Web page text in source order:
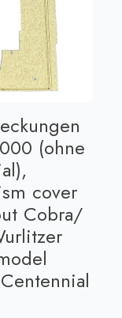
(ohne
cover
Cobra/